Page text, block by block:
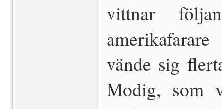
vittnar
vände sig
Modig, som